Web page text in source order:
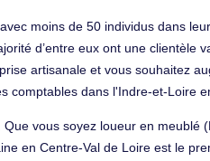
moins de 50 individus dans
d’entre eux ont une
artisanale et vous souhaitez
comptables dans l'Indre-et-Loire
vous soyez loueur en
en Centre-Val de Loire est le